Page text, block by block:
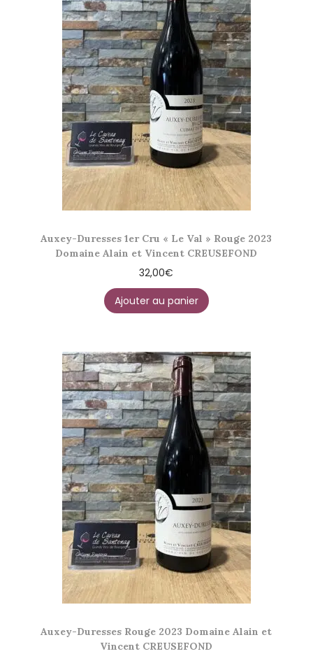
Auxey-Duresses 1er Cru « Le Val » Rouge 2023
Domaine Alain et Vincent CREUSEFOND
32,00€
Ajouter au panier
Auxey-Duresses Rouge 2023 Domaine Alain et
Vincent CREUSEFOND